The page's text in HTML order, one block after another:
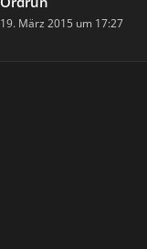
19. März 2015 um 17:27